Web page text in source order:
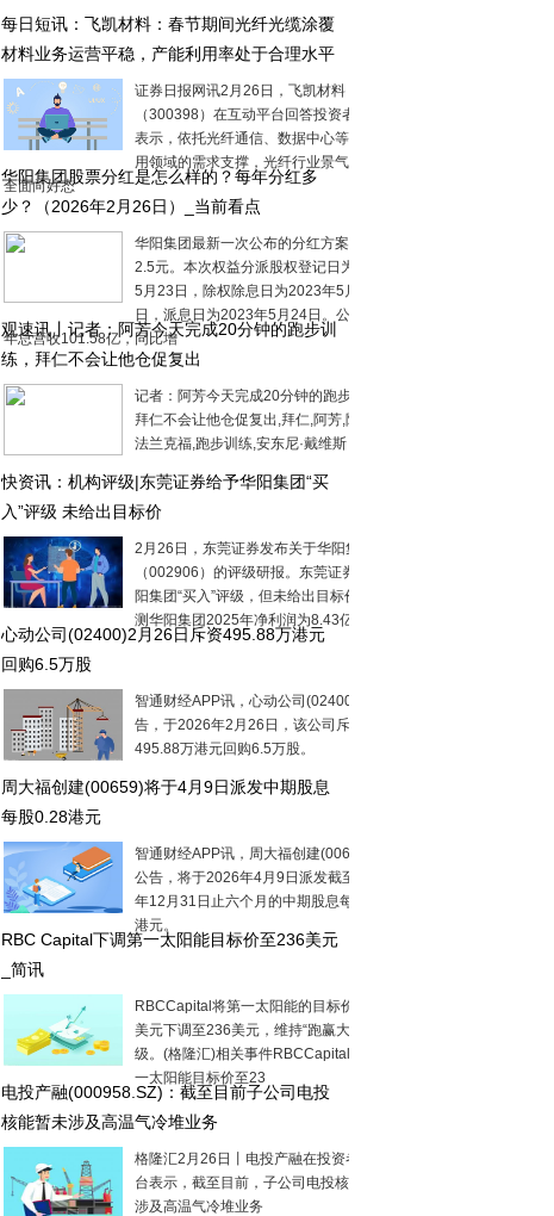
每日短讯：飞凯材料：春节期间光纤光缆涂覆
材料业务运营平稳，产能利用率处于合理水平
证券日报网讯2月26日，飞凯材料
（300398）在互动平台回答投资者提问时
表示，依托光纤通信、数据中心等核心应
用领域的需求支撑，光纤行业景气度呈现
全面向好态
华阳集团股票分红是怎么样的？每年分红多
少？（2026年2月26日）_当前看点
华阳集团最新一次公布的分红方案：10派
2.5元。本次权益分派股权登记日为2023年
5月23日，除权除息日为2023年5月24
日，派息日为2023年5月24日。公司2024
年总营收101.58亿，同比增
观速讯丨记者：阿芳今天完成20分钟的跑步训
练，拜仁不会让他仓促复出
记者：阿芳今天完成20分钟的跑步训练，
拜仁不会让他仓促复出,拜仁,阿芳,阿方索,
法兰克福,跑步训练,安东尼·戴维斯
快资讯：机构评级|东莞证券给予华阳集团“买
入”评级 未给出目标价
2月26日，东莞证券发布关于华阳集团
（002906）的评级研报。东莞证券给予华
阳集团“买入”评级，但未给出目标价。其预
测华阳集团2025年净利润为8.43亿元
心动公司(02400)2月26日斥资495.88万港元
回购6.5万股
智通财经APP讯，心动公司(02400)发布公
告，于2026年2月26日，该公司斥资
495.88万港元回购6.5万股。
周大福创建(00659)将于4月9日派发中期股息
每股0.28港元
智通财经APP讯，周大福创建(00659)发布
公告，将于2026年4月9日派发截至2025
年12月31日止六个月的中期股息每股0.28
港元。
RBC Capital下调第一太阳能目标价至236美元
_简讯
RBCCapital将第一太阳能的目标价从258
美元下调至236美元，维持“跑赢大市”评
级。(格隆汇)相关事件RBCCapital下调第
一太阳能目标价至23
电投产融(000958.SZ)：截至目前子公司电投
核能暂未涉及高温气冷堆业务
格隆汇2月26日丨电投产融在投资者互动平
台表示，截至目前，子公司电投核能暂未
涉及高温气冷堆业务